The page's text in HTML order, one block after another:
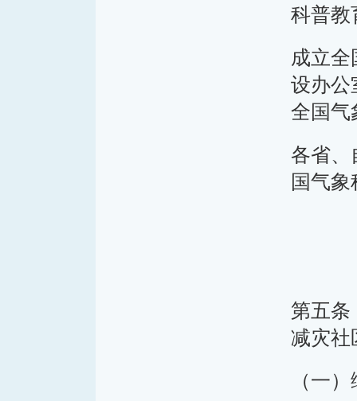
科普教
成立
设办公
全国气
各省、
国气
第五条
减灾社
（一